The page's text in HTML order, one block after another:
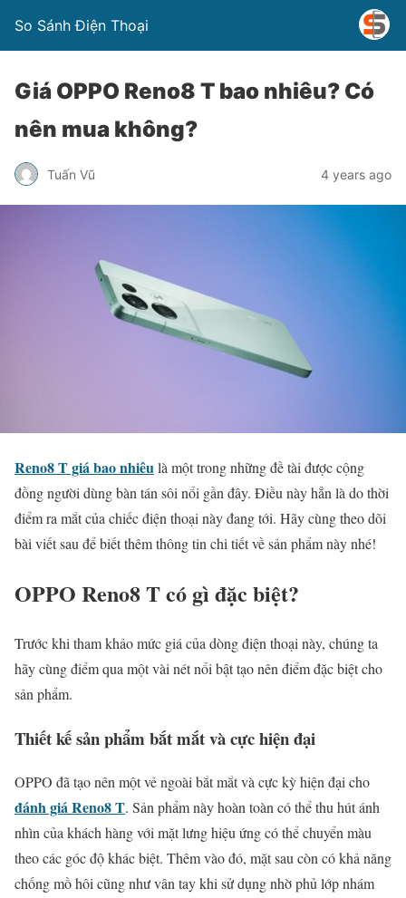
So Sánh Điện Thoại
Giá OPPO Reno8 T bao nhiêu? Có
nên mua không?
Tuấn Vũ 4 years ago
Reno8 T giá bao nhiêulà một trong những đề tài được cộng
đồng người dùng bàn tán sôi nổi gần đây. Điều này hẳn là do thời
điểm ra mắt của chiếc điện thoại này đang tới. Hãy cùng theo dõi
bài viết sau để biết thêm thông tin chi tiết về sản phẩm này nhé!
OPPO Reno8 T có gì đặc biệt?
Trước khi tham khảo mức giá của dòng điện thoại này, chúng ta
hãy cùng điểm qua một vài nét nổi bật tạo nên điểm đặc biệt cho
sản phẩm.
Thiết kế sản phẩm bắt mắt và cực hiện đại
OPPO đã tạo nên một vẻ ngoài bắt mắt và cực kỳ hiện đại cho
đánh giá Reno8 T. Sản phẩm này hoàn toàn có thể thu hút ánh
nhìn của khách hàng với mặt lưng hiệu ứng có thể chuyển màu
theo các góc độ khác biệt. Thêm vào đó, mặt sau còn có khả năng
chống mồ hôi cũng như vân tay khi sử dụng nhờ phủ lớp nhám